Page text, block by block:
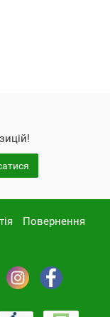
Повернення